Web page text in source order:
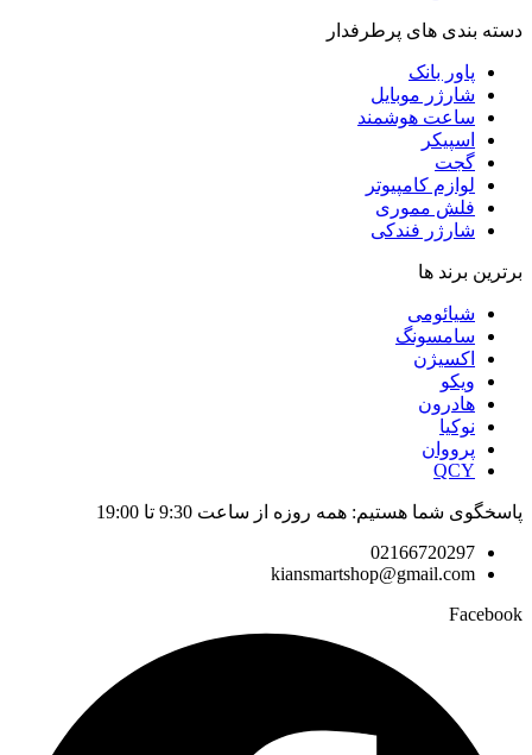
دسته بندی های پرطرفدار
پاور بانک
شارژر موبایل
ساعت هوشمند
اسپیکر
گجت
لوازم کامپیوتر
فلش مموری
شارژر فندکی
برترین برند ها
شیائومی
سامسونگ
اکسیژن
ویکو
هادرون
نوکیا
پرووان
QCY
پاسخگوی شما هستیم: همه روزه از ساعت 9:30 تا 19:00
02166720297
kiansmartshop@gmail.com
Facebook